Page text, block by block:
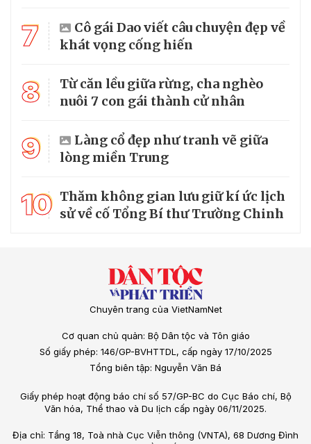
7
Cô gái Dao viết câu chuyện đẹp về
khát vọng cống hiến
8
Từ căn lều giữa rừng, cha nghèo
nuôi 7 con gái thành cử nhân
9
Làng cổ đẹp như tranh vẽ giữa
lòng miền Trung
10 Thăm không gian lưu giữ kí ức lịch
sử về cố Tổng Bí thư Trường Chinh
Chuyên trang của VietNamNet
Cơ quan chủ quản: Bộ Dân tộc và Tôn giáo
Số giấy phép: 146/GP-BVHTTDL, cấp ngày 17/10/2025
Tổng biên tập: Nguyễn Văn Bá
Giấy phép hoạt động báo chí số 57/GP-BC do Cục Báo chí, Bộ
Văn hóa, Thể thao và Du lịch cấp ngày 06/11/2025.
Địa chỉ: Tầng 18, Toà nhà Cục Viễn thông (VNTA), 68 Dương Đình